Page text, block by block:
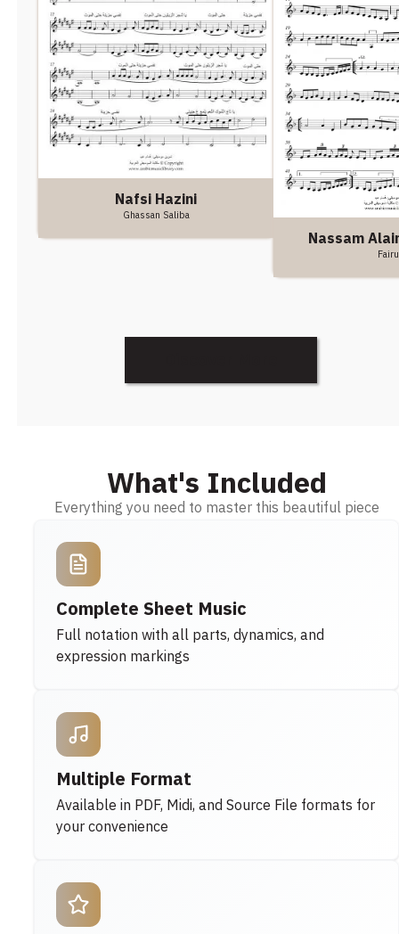
Nafsi Hazini
Ghassan Saliba
Nassam
What's Included
Everything you need to master this beautiful piece
Complete Sheet Music
Full notation with all parts, dynamics, and
expression markings
Multiple Format
Available in PDF, Midi, and Source File formats for
your convenience